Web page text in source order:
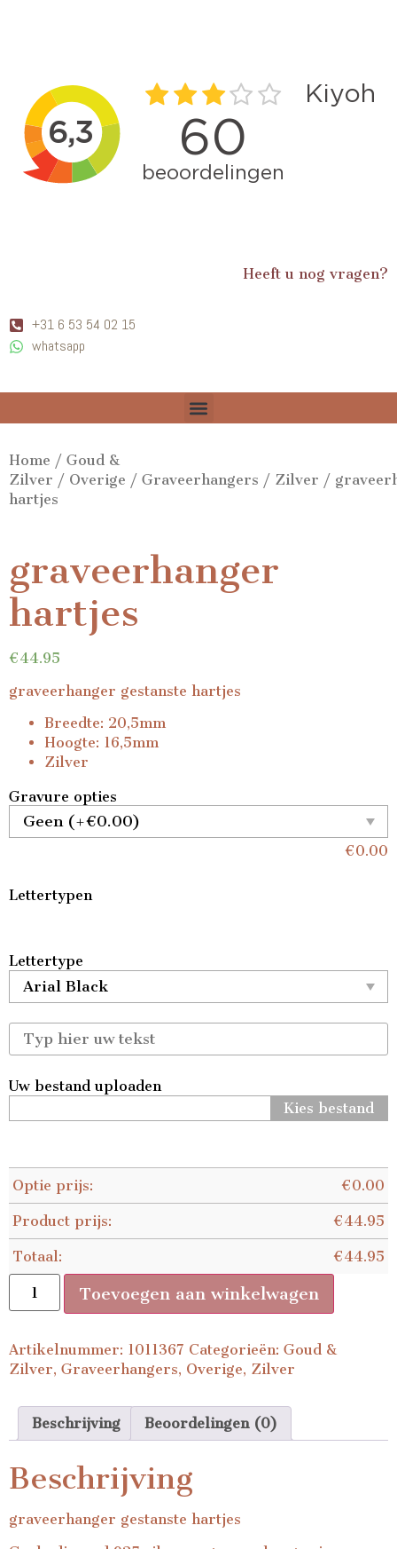
Heeft u nog vragen?
+31 6 53 54 02 15
whatsapp
Home / Goud &
Zilver / Overige / Graveerhangers / Zilver /
hartjes
graveerhanger
hartjes
€44.95
graveerhanger gestanste hartjes
Breedte: 20,5mm
Hoogte: 16,5mm
Zilver
Gravure opties
€0.00
Lettertypen
Lettertype
Uw bestand uploaden
Kies bestand
Optie prijs: €0.00
Product prijs: €44.95
Totaal: €44.95
Toevoegen aan winkelwagen
Artikelnummer: 1011367 Categorieën: Goud &
Zilver, Graveerhangers, Overige, Zilver
Beschrijving Beoordelingen (0)
Beschrijving
graveerhanger gestanste hartjes